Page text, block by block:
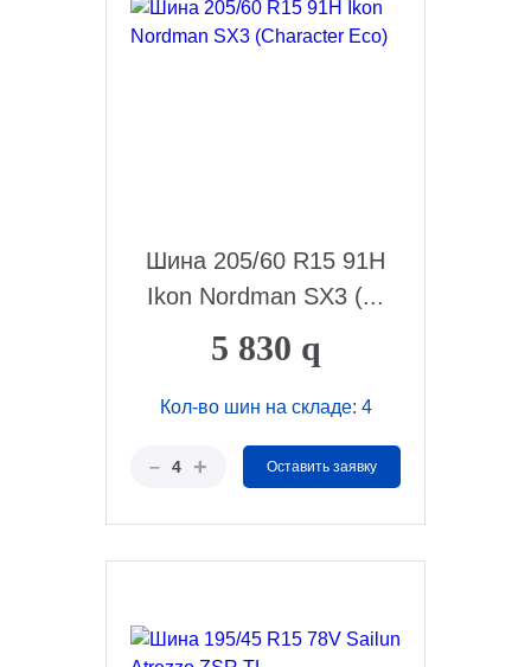
Шина 205/60 R15 91H
Ikon Nordman SX3 (...
5 830 q
Кол-во шин на складе: 4
– 4 + Оставить заявку